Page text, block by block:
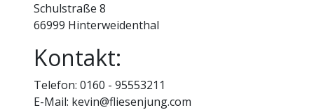
Schulstraße 8
66999 Hinterweidenthal
Kontakt:
Telefon: 0160 - 95553211
E-Mail: kevin@fliesenjung.com